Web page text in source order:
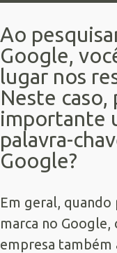
Ao
Google,
lugar nos
Neste caso,
importante
palavra-
Google?
Em geral, quando
marca no Google,
empresa também